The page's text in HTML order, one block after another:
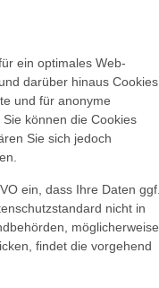
ein optimales Web-
darüber hinaus Cookies
und für anonyme
können die Cookies
Sie sich jedoch
ein, dass Ihre Daten ggf.
nicht in
möglicherweise
findet die vorgehend